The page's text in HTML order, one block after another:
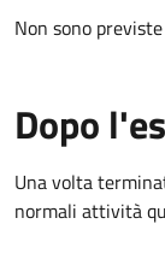
Non sono
Dopo
Una volta
normali attività